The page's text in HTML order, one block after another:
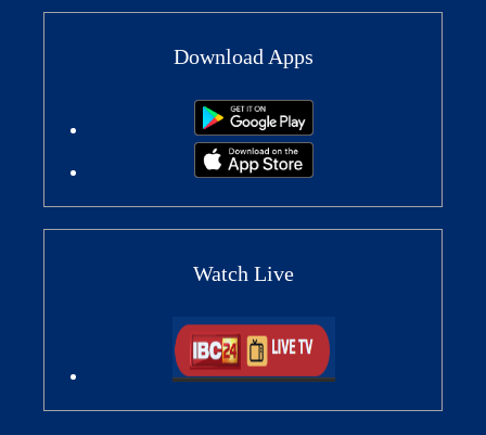
Download Apps
Watch Live